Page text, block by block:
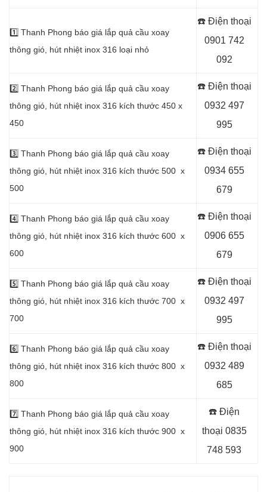
1️⃣ Thanh Phong báo giá lắp quả cầu xoay
thông gió, hút nhiệt inox 316 loại nhỏ
☎️ Điện thoại
0901 742
092
2️⃣ Thanh Phong báo giá lắp quả cầu xoay
thông gió, hút nhiệt inox 316 kích thước 450 x
450
☎️ Điện thoại
0932 497
995
3️⃣ Thanh Phong báo giá lắp quả cầu xoay
thông gió, hút nhiệt inox 316 kích thước 500 x
500
☎️ Điện thoại
0934 655
679
4️⃣ Thanh Phong báo giá lắp quả cầu xoay
thông gió, hút nhiệt inox 316 kích thước 600 x
600
☎️ Điện thoại
0906 655
679
5️⃣ Thanh Phong báo giá lắp quả cầu xoay
thông gió, hút nhiệt inox 316 kích thước 700 x
700
☎️ Điện thoại
0932 497
995
6️⃣ Thanh Phong báo giá lắp quả cầu xoay
thông gió, hút nhiệt inox 316 kích thước 800 x
800
☎️ Điện thoại
0932 489
685
7️⃣ Thanh Phong báo giá lắp quả cầu xoay
thông gió, hút nhiệt inox 316 kích thước 900 x
900
☎️ Điện
thoại 0835
748 593